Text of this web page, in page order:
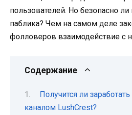
пользователей. Но безопасно
паблика? Чем на самом деле
фолловеров взаимодействие с
Содержание
Получится ли
каналом LushCrest?